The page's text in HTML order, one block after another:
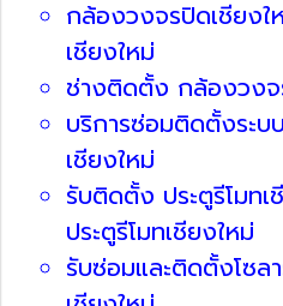
กล้องวงจรปิดเชียงใ
เชียงใหม่
ช่างติดตั้ง กล้องวงจ
บริการซ่อมติดตั้งระ
เชียงใหม่
รับติดตั้ง ประตูรีโมท
ประตูรีโมทเชียงใหม่
รับซ่อมและติดตั้งโซล